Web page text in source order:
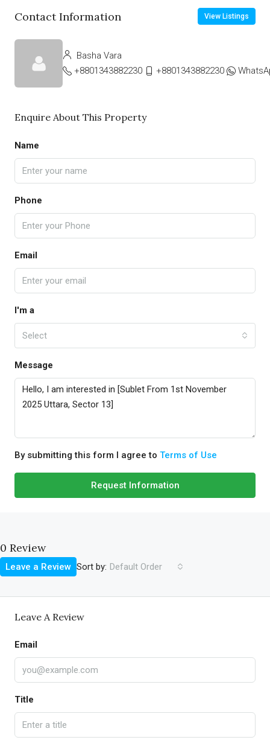
Contact Information View Listings
Basha Vara
+8801343882230
+8801343882230
Enquire About This Property
Name
Phone
Email
I'm a
Select
Message
By submitting this form I agree to Terms of Use
Request Information
0 Review
Sort by: Default Order
Leave a Review
Leave A Review
Email
Title